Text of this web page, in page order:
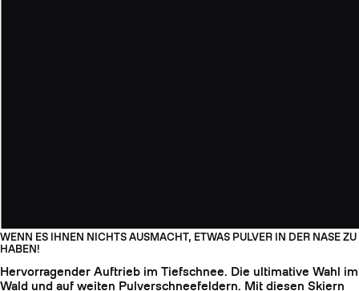
WENN ES IHNEN NICHTS AUSMACHT, ETWAS PULVER IN DER NASE ZU
HABEN!
Hervorragender Auftrieb im Tiefschnee. Die ultimative Wahl im
Wald und auf weiten Pulverschneefeldern. Mit diesen Skiern